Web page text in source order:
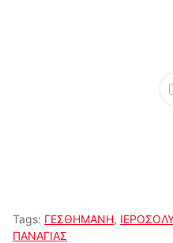
Tags: ΓΕΣΘΗΜΑΝΗ,
ΠΑΝΑΓΙΑΣ